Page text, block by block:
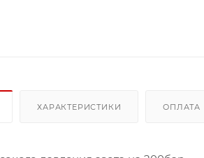
ХАРАКТЕРИСТИКИ ОПЛАТА